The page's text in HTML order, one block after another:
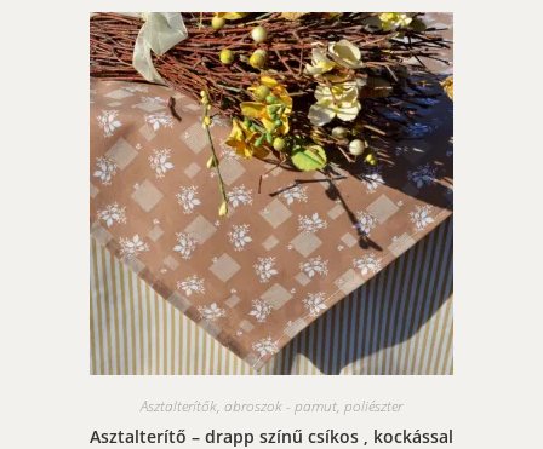
több
variációja
van.
A
változatok
a
termékoldalon
választhatók
ki
Asztalterítők, abroszok - pamut, poliészter
Asztalterítő – drapp színű csíkos , kockással